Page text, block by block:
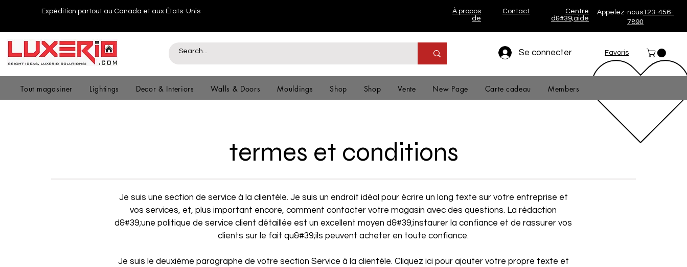
Expédition partout au Canada et aux États-Unis
À propos
de
Contact
Centre
d&#39;aide
Appelez-nous123-456-
7890
Se connecter Favoris
Tout magasiner Lightings Decor & Interiors Walls & Doors Mouldings Shop Shop Vente New Page Carte cadeau Members
termes et conditions
Je suis une section de service à la clientèle. Je suis un endroit idéal pour écrire un long texte sur votre entreprise et
vos services, et, plus important encore, comment contacter votre magasin avec des questions. La rédaction
d&#39;une politique de service client détaillée est un excellent moyen d&#39;instaurer la confiance et de rassurer vos
clients sur le fait qu&#39;ils peuvent acheter en toute confiance.
Je suis le deuxième paragraphe de votre section Service à la clientèle. Cliquez ici pour ajouter votre propre texte et